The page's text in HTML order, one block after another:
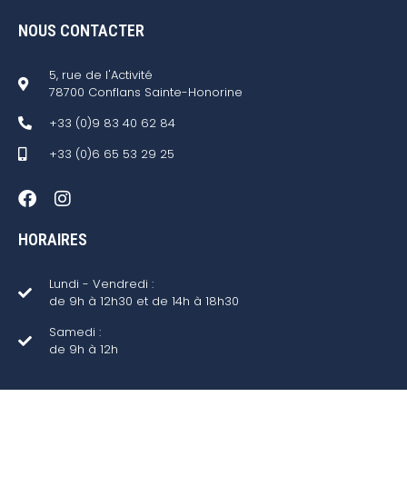
NOUS CONTACTER
5, rue de l'Activité
78700 Conflans Sainte-Honorine
+33 (0)9 83 40 62 84
+33 (0)6 65 53 29 25
HORAIRES
Lundi - Vendredi :
de 9h à 12h30 et de 14h à 18h30
Samedi :
de 9h à 12h